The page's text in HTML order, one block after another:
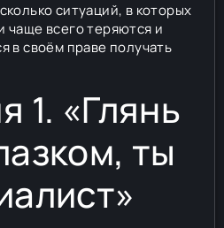
ситуаций, в которых
чаще всего теряются и
в своём праве получать
1. «Глянь
ты